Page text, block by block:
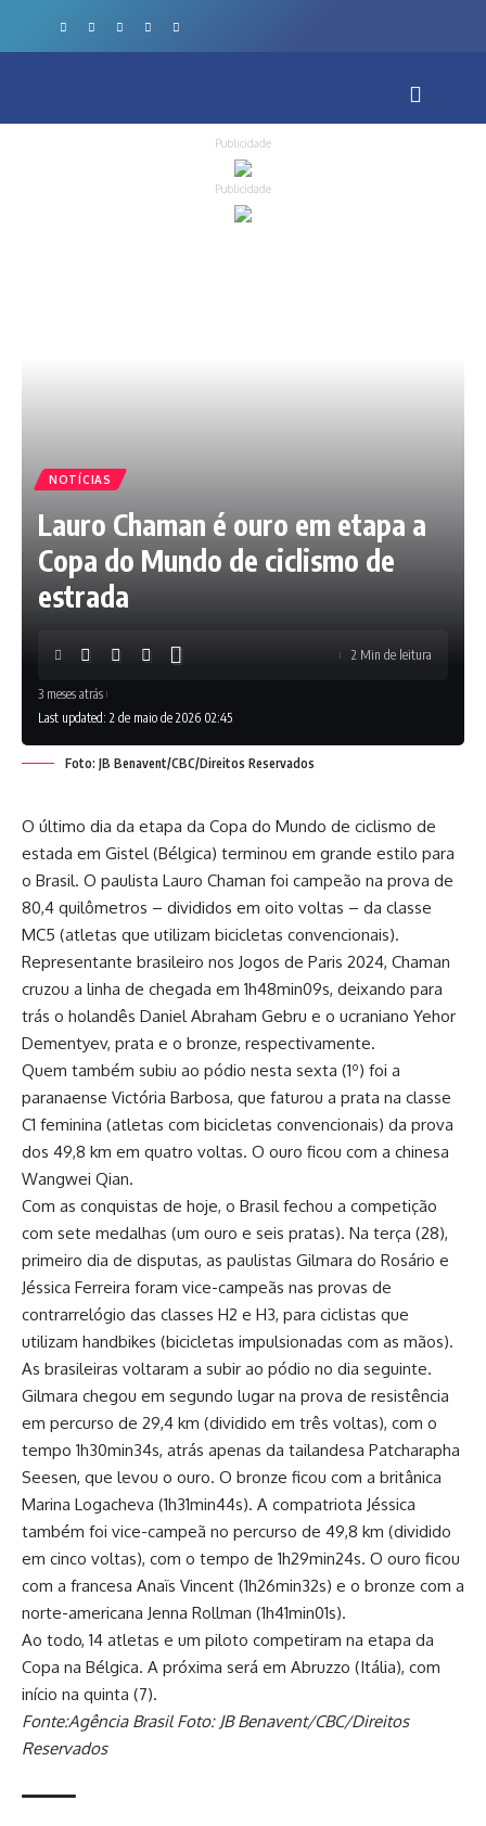
Publicidade
Publicidade
NOTÍCIAS
Lauro Chaman é ouro em etapa a
Copa do Mundo de ciclismo de
estrada
Last updated: 2 de maio de 2026 02:45
3 meses atrás
2 Min de leitura
Foto: JB Benavent/CBC/Direitos Reservados
O último dia da etapa da Copa do Mundo de ciclismo de
estada em Gistel (Bélgica) terminou em grande estilo para
o Brasil. O paulista Lauro Chaman foi campeão na prova de
80,4 quilômetros – divididos em oito voltas – da classe
MC5 (atletas que utilizam bicicletas convencionais).
Representante brasileiro nos Jogos de Paris 2024, Chaman
cruzou a linha de chegada em 1h48min09s, deixando para
trás o holandês Daniel Abraham Gebru e o ucraniano Yehor
Dementyev, prata e o bronze, respectivamente.
Quem também subiu ao pódio nesta sexta (1º) foi a
paranaense Victória Barbosa, que faturou a prata na classe
C1 feminina (atletas com bicicletas convencionais) da prova
dos 49,8 km em quatro voltas. O ouro ficou com a chinesa
Wangwei Qian.
Com as conquistas de hoje, o Brasil fechou a competição
com sete medalhas (um ouro e seis pratas). Na terça (28),
primeiro dia de disputas, as paulistas Gilmara do Rosário e
Jéssica Ferreira foram vice-campeãs nas provas de
contrarrelógio das classes H2 e H3, para ciclistas que
utilizam handbikes (bicicletas impulsionadas com as mãos).
As brasileiras voltaram a subir ao pódio no dia seguinte.
Gilmara chegou em segundo lugar na prova de resistência
em percurso de 29,4 km (dividido em três voltas), com o
tempo 1h30min34s, atrás apenas da tailandesa Patcharapha
Seesen, que levou o ouro. O bronze ficou com a britânica
Marina Logacheva (1h31min44s). A compatriota Jéssica
também foi vice-campeã no percurso de 49,8 km (dividido
em cinco voltas), com o tempo de 1h29min24s. O ouro ficou
com a francesa Anaïs Vincent (1h26min32s) e o bronze com a
norte-americana Jenna Rollman (1h41min01s).
Ao todo, 14 atletas e um piloto competiram na etapa da
Copa na Bélgica. A próxima será em Abruzzo (Itália), com
início na quinta (7).
Fonte:Agência Brasil Foto: JB Benavent/CBC/Direitos
Reservados